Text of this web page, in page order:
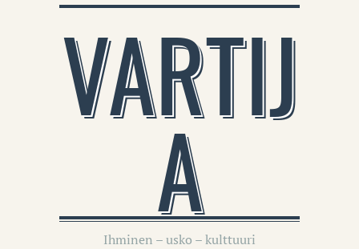
VARTIJ
A
Ihminen – usko – kulttuuri